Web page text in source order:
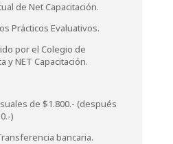
de Net Capacitación.
Prácticos Evaluativos.
por el Colegio de
y NET Capacitación.
de $1.800.- (después
)
bancaria.